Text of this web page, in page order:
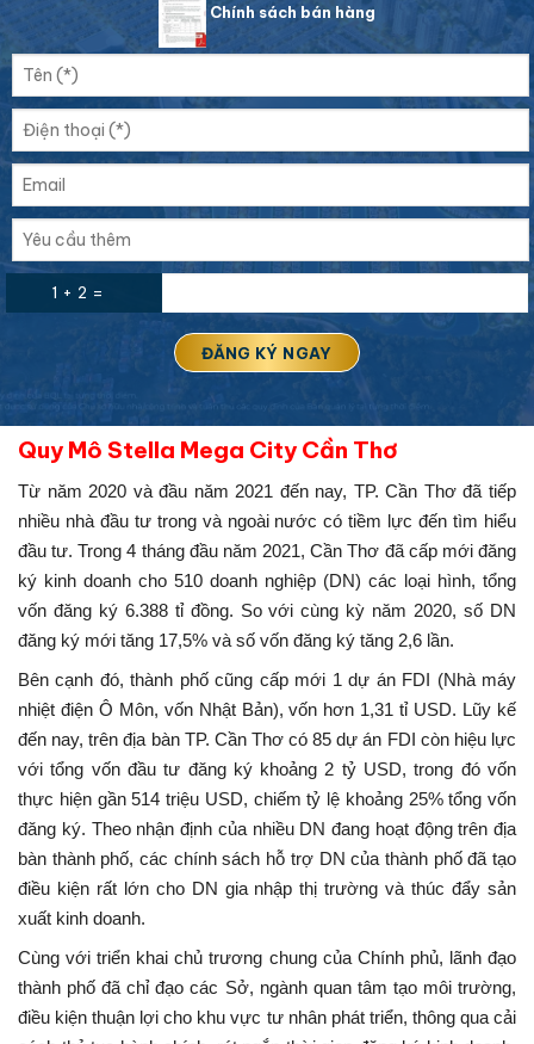
Chính sách bán hàng
1 + 2 =
Quy Mô Stella Mega City Cần Thơ
Từ năm 2020 và đầu năm 2021 đến nay, TP. Cần Thơ đã tiếp
nhiều nhà đầu tư trong và ngoài nước có tiềm lực đến tìm hiểu
đầu tư. Trong 4 tháng đầu năm 2021, Cần Thơ đã cấp mới đăng
ký kinh doanh cho 510 doanh nghiệp (DN) các loại hình, tổng
vốn đăng ký 6.388 tỉ đồng. So với cùng kỳ năm 2020, số DN
đăng ký mới tăng 17,5% và số vốn đăng ký tăng 2,6 lần.
Bên cạnh đó, thành phố cũng cấp mới 1 dự án FDI (Nhà máy
nhiệt điện Ô Môn, vốn Nhật Bản), vốn hơn 1,31 tỉ USD. Lũy kế
đến nay, trên địa bàn TP. Cần Thơ có 85 dự án FDI còn hiệu lực
với tổng vốn đầu tư đăng ký khoảng 2 tỷ USD, trong đó vốn
thực hiện gần 514 triệu USD, chiếm tỷ lệ khoảng 25% tổng vốn
đăng ký. Theo nhận định của nhiều DN đang hoạt động trên địa
bàn thành phố, các chính sách hỗ trợ DN của thành phố đã tạo
điều kiện rất lớn cho DN gia nhập thị trường và thúc đẩy sản
xuất kinh doanh.
Cùng với triển khai chủ trương chung của Chính phủ, lãnh đạo
thành phố đã chỉ đạo các Sở, ngành quan tâm tạo môi trường,
điều kiện thuận lợi cho khu vực tư nhân phát triển, thông qua cải